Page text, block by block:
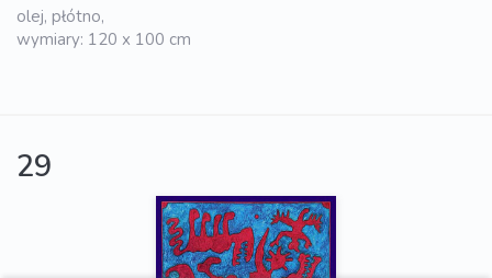
olej, płótno,
wymiary: 120 x 100 cm
29